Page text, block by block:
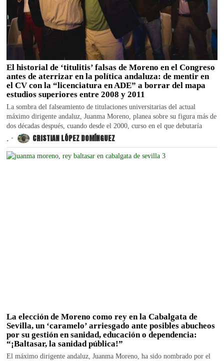
El historial de ‘titulitis’ falsas de Moreno en el Congreso
antes de aterrizar en la política andaluza: de mentir en
el CV con la “licenciatura en ADE” a borrar del mapa
estudios superiores entre 2008 y 2011
La sombra del falseamiento de titulaciones universitarias del actual
máximo dirigente andaluz, Juanma Moreno, planea sobre su figura más de
dos décadas después, cuando desde el 2000, curso en el que debutaría
. CRISTIAN LÓPEZ DOMÍNGUEZ
La elección de Moreno como rey en la Cabalgata de
Sevilla, un ‘caramelo’ arriesgado ante posibles abucheos
por su gestión en sanidad, educación o dependencia:
“¡Baltasar, la sanidad pública!”
El máximo dirigente andaluz, Juanma Moreno, ha sido nombrado por el